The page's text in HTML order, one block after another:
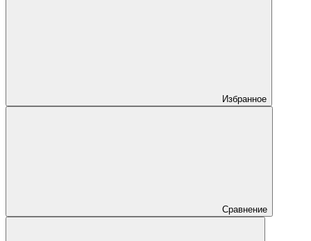
Избранное
Сравнение